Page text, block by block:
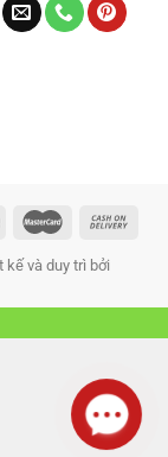
thanh xương
lưỡi silicon rất
kế và duy trì bởi